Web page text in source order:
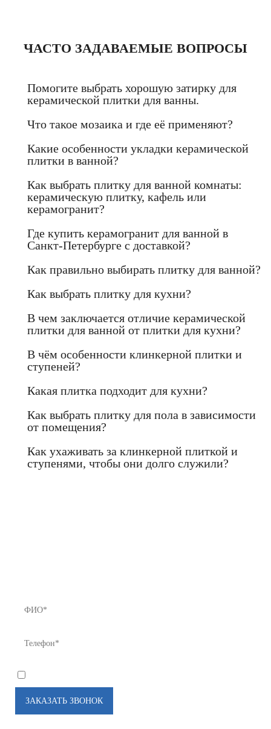
ЧАСТО ЗАДАВАЕМЫЕ ВОПРОСЫ
Помогите выбрать хорошую затирку для
керамической плитки для ванны.
Что такое мозаика и где её применяют?
Какие особенности укладки керамической
плитки в ванной?
Как выбрать плитку для ванной комнаты:
керамическую плитку, кафель или
керамогранит?
Где купить керамогранит для ванной в
Санкт-Петербурге с доставкой?
Как правильно выбирать плитку для ванной?
Как выбрать плитку для кухни?
В чем заключается отличие керамической
плитки для ванной от плитки для кухни?
В чём особенности клинкерной плитки и
ступеней?
Какая плитка подходит для кухни?
Как выбрать плитку для пола в зависимости
от помещения?
Как ухаживать за клинкерной плиткой и
ступенями, чтобы они долго служили?